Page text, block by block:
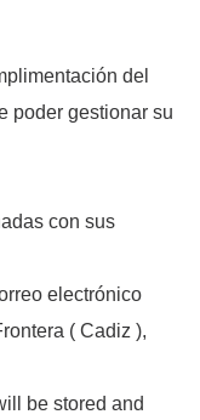
del
poder gestionar su
con sus
electrónico
( Cadiz ),
be stored and